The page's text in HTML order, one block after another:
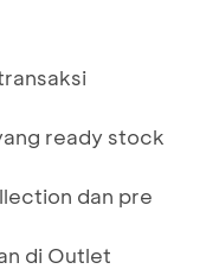
ready stock
dan pre
di Outlet